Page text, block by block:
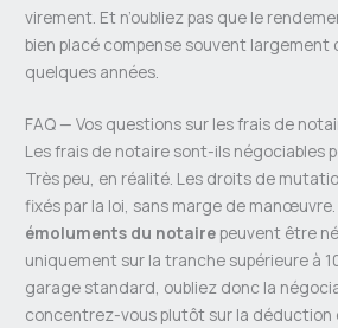
virement. Et n’oubliez pas que le
bien placé compense souvent largement
quelques années.
FAQ — Vos questions sur les frais de
Les frais de notaire sont-ils négociables
Très peu, en réalité. Les droits de
fixés par la loi, sans marge de manœuvre.
émoluments du notairepeuvent être
uniquement sur la tranche supérieure à
garage standard, oubliez donc la
concentrez-vous plutôt sur la déduction